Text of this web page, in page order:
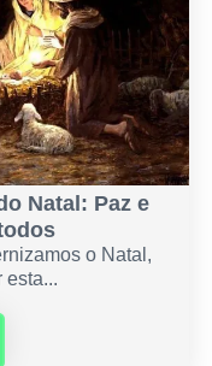
Natal: Paz e
o Natal,
esta...